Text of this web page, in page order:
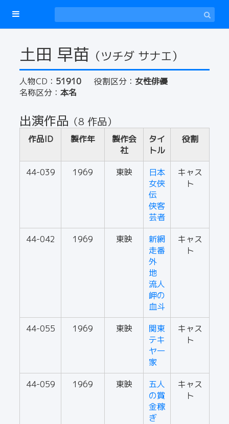
土田 早苗 （ツチダ サナエ）
人物CD： 51910 役割区分： 女性俳優
名称区分： 本名
出演作品 （8 作品）
作品ID 製作年
製作会
社
タイ
トル
役割
44-039 1969 東映
日本
女侠
伝
侠客
芸者
キャス
ト
44-042 1969 東映
新網
走番
外
地
流人
岬の
血斗
キャス
ト
44-055 1969 東映
関東
テキ
ヤ一
家
キャス
ト
44-059 1969 東映
五人
の賞
金稼
ぎ
キャス
ト